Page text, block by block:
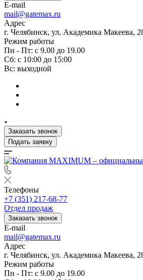
E-mail
mail@gatemax.ru
Адрес
г. Челябинск, ул. Академика Макеева,
Режим работы
Пн - Пт: с 9.00 до 19.00
Сб: с 10:00 до 15:00
Вс: выходной
Заказать звонок
Подать заявку
Телефоны
+7 (351) 217-68-77
Отдел продаж
Заказать звонок
E-mail
mail@gatemax.ru
Адрес
г. Челябинск, ул. Академика Макеева,
Режим работы
Пн - Пт: с 9.00 до 19.00